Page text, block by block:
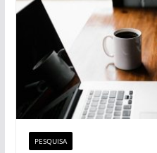
PESQUISA